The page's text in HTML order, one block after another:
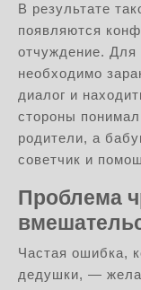
В результате
появляются
отчуждение. Для
необходимо
диалог и
стороны
родители, а
советчик и
Проблема
Частая ошибка,
дедушки, —